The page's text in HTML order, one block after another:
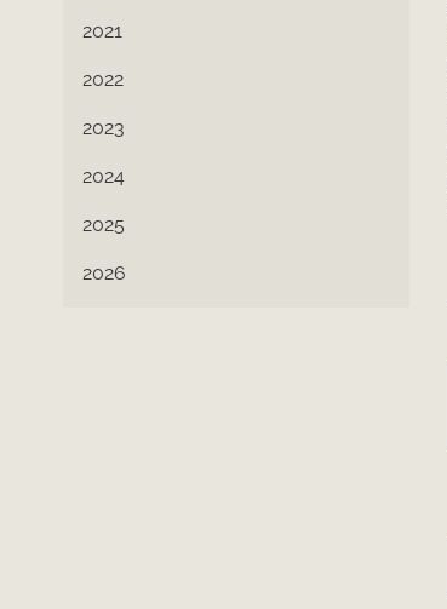
2021
2022
2023
2024
2025
2026